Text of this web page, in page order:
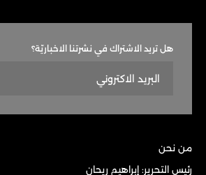
هل تريد الاشتراك في نشرتنا الاخباريّة؟
من نحن
رئيس التحرير: إبراهيم ريحان